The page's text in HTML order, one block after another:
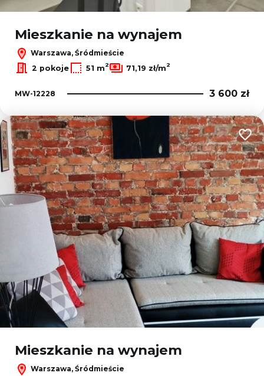
Mieszkanie na wynajem
Warszawa, Śródmieście
2 pokoje
51 m2 71,19 zł/m2
MW-12228 3 600 zł
Mieszkanie na wynajem
Warszawa, Śródmieście